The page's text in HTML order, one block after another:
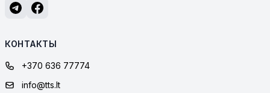
КОНТАКТЫ
+370 636 77774
info@tts.lt